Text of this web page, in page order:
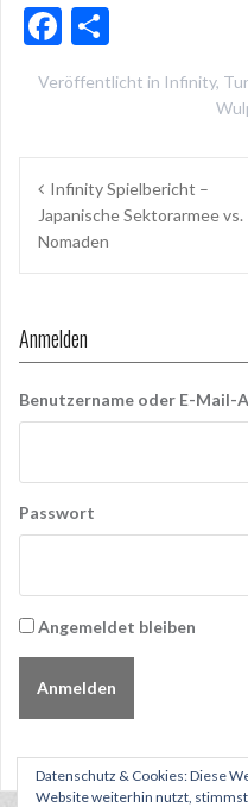
F
ac
e
o
o
k
ei
le
Veröffentlicht in Infinity,
Beitragsnavigation
Infinity Spielbericht –
Japanische Sektorarmee vs.
Nomaden
Anmelden
Benutzername oder E-Mail-
Passwort
Angemeldet bleiben
Anmelden
Datenschutz & Cookies: Diese
Website weiterhin nutzt,